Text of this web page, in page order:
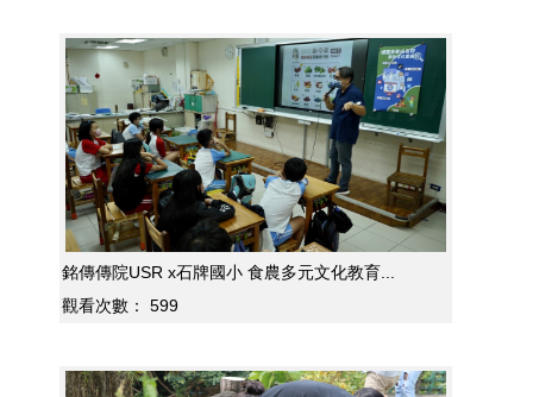
銘傳傳院USR x石牌國小 食農多元文化教育...
觀看次數：
599